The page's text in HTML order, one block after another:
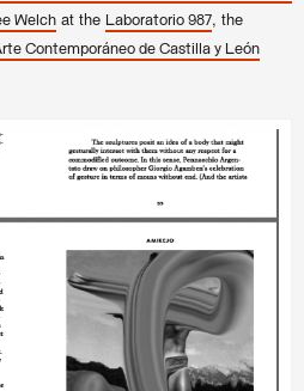
Welch at the Laboratorio 987, the
Contemporáneo de Castilla y León